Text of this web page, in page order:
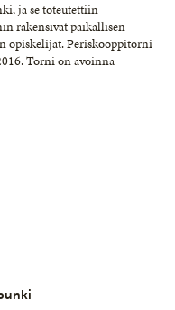
ja se toteutettiin
rakensivat paikallisen
opiskelijat. Periskooppitorni
Torni on avoinna